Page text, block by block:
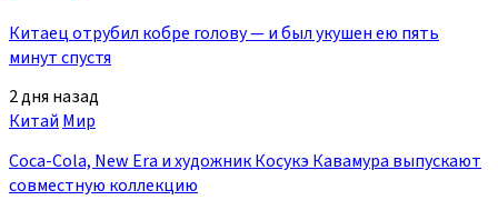
Китаец отрубил кобре голову — и был укушен ею пять
минут спустя
2 дня назад
Китай Мир
Coca-Cola, New Era и художник Косукэ Кавамура выпускают
совместную коллекцию